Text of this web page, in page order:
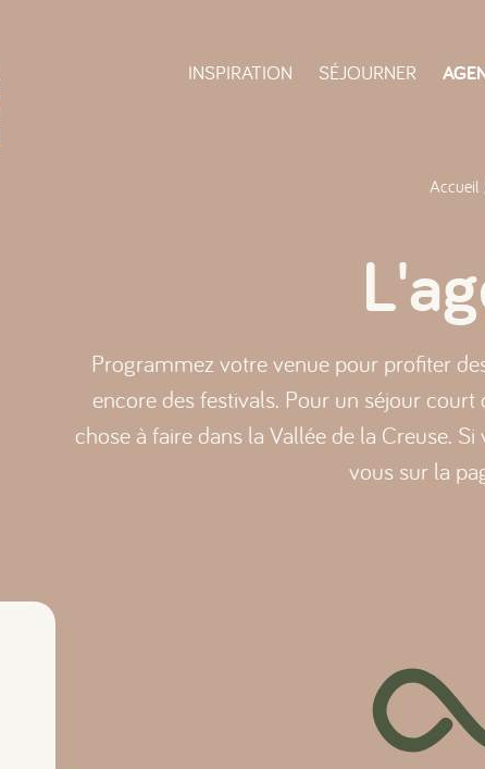
INSPIRATION SÉJOURNER
Accueil
Programmez votre venue pour profiter
encore des festivals. Pour un séjour
chose à faire dans la Vallée de la Creuse.
vous sur la